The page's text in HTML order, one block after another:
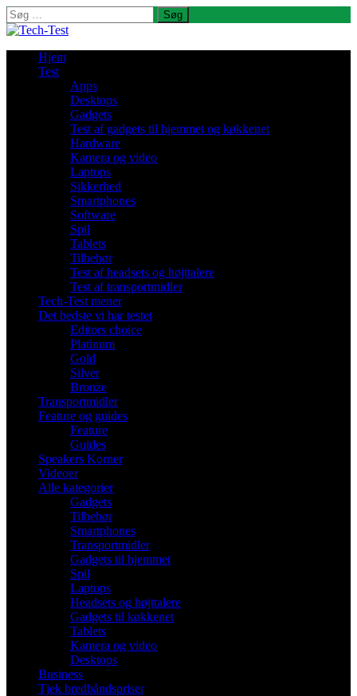
Søg
efter:
Hjem
Test
Apps
Desktops
Gadgets
Test af gadgets til hjemmet og køkkenet
Hardware
Kamera og video
Laptops
Sikkerhed
Smartphones
Software
Spil
Tablets
Tilbehør
Test af headsets og højttalere
Test af transportmidler
Tech-Test mener
Det bedste vi har testet
Editors choice
Platinum
Gold
Silver
Bronze
Transportmidler
Feature og guides
Feature
Guides
Speakers Korner
Videoer
Alle kategorier
Gadgets
Tilbehør
Smartphones
Transportmidler
Gadgets til hjemmet
Spil
Laptops
Headsets og højttalere
Gadgets til køkkenet
Tablets
Kamera og video
Desktops
Business
Tjek bredbåndspriser